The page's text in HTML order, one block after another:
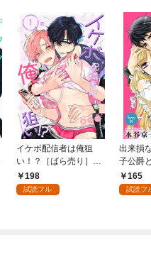
イケボ配信者は俺狙
い！？［ばら売り］
第1話
198
試読フル
出来損
子公爵
ら売り
165
試読フ